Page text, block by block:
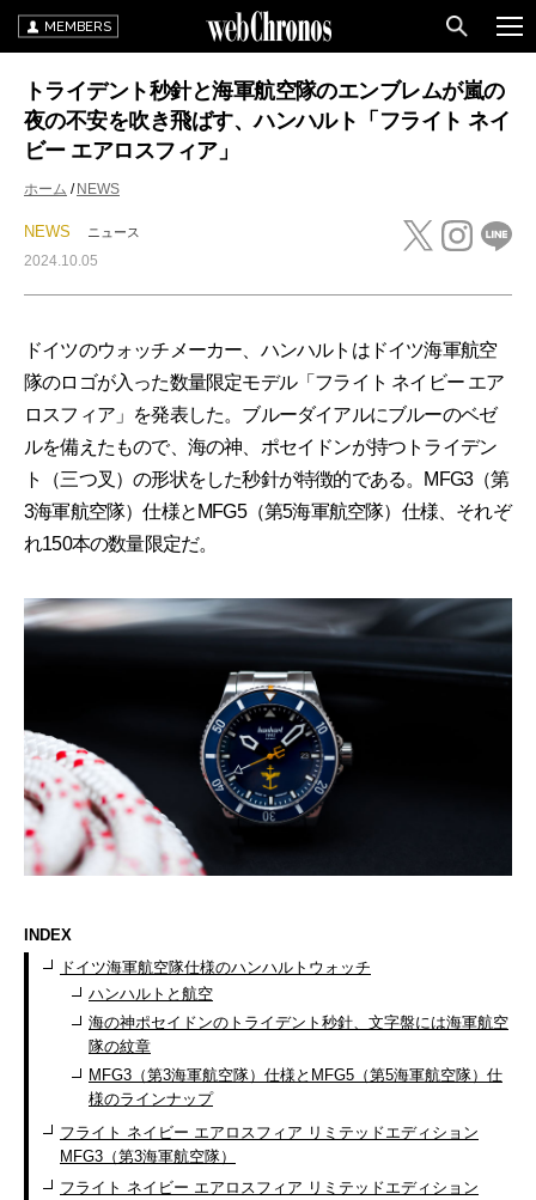
MEMBERS
トライデント秒針と海軍航空隊のエンブレムが嵐の
夜の不安を吹き飛ばす、ハンハルト「フライト ネイ
ビー エアロスフィア」
ホーム NEWS
NEWS ニュース
2024.10.05
ドイツのウォッチメーカー、ハンハルトはドイツ海軍航空
隊のロゴが入った数量限定モデル「フライト ネイビー エア
ロスフィア」を発表した。ブルーダイアルにブルーのベゼ
ルを備えたもので、海の神、ポセイドンが持つトライデン
ト（三つ叉）の形状をした秒針が特徴的である。MFG3（第
3海軍航空隊）仕様とMFG5（第5海軍航空隊）仕様、それぞ
れ150本の数量限定だ。
INDEX
ドイツ海軍航空隊仕様のハンハルトウォッチ
ハンハルトと航空
海の神ポセイドンのトライデント秒針、文字盤には海軍航空
隊の紋章
MFG3（第3海軍航空隊）仕様とMFG5（第5海軍航空隊）仕
様のラインナップ
フライト ネイビー エアロスフィア リミテッドエディション
MFG3（第3海軍航空隊）
フライト ネイビー エアロスフィア リミテッドエディション